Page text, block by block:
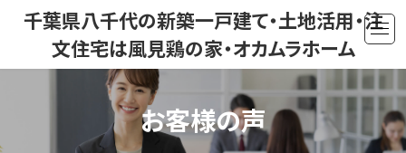
ン
ス
ー
ン
千葉県八千代の新築一戸建て・土地活用・注
文住宅は風見鶏の家・オカムラホーム
お客様の声